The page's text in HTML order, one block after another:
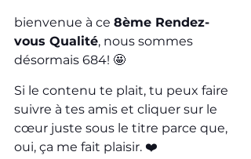
bienvenue à ce 8ème Rendez-
vous Qualité, nous sommes
désormais 684! 🤩
Si le contenu te plait, tu peux faire
suivre à tes amis et cliquer sur le
cœur juste sous le titre parce que,
oui, ça me fait plaisir. ❤️